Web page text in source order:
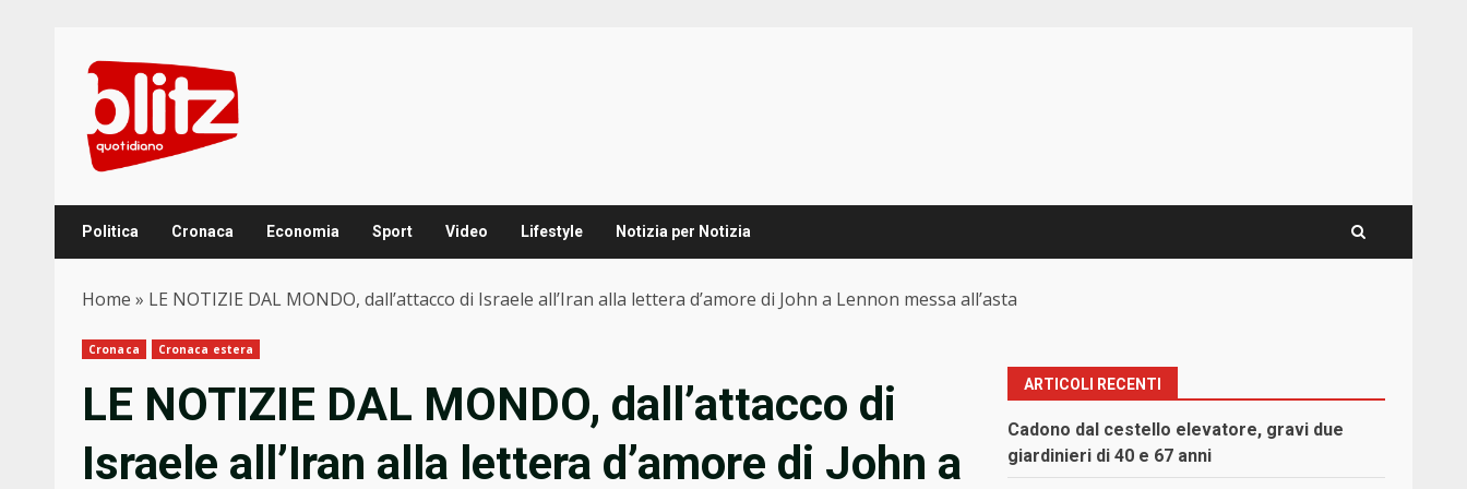
content
Politica Cronaca Economia Sport Video Lifestyle Notizia per Notizia
Home » LE NOTIZIE DAL MONDO, dall’attacco di Israele all’Iran alla lettera d’amore di John a Lennon messa all’asta
Cronaca Cronaca estera
LE NOTIZIE DAL MONDO, dall’attacco di
Israele all’Iran alla lettera d’amore di John a
ARTICOLI RECENTI
Cadono dal cestello elevatore, gravi due
giardinieri di 40 e 67 anni